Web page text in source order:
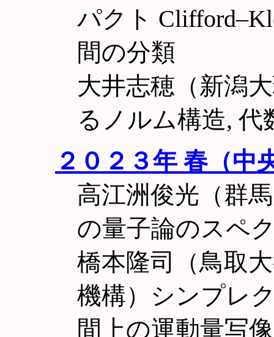
パクト
間の分類
大井志穂（新潟
るノルム構造, 代
２０２３年 春（中
高江洲俊光（群
の量子論のスペ
橋本隆司（鳥取
機構）シンプレ
間上の運動量写